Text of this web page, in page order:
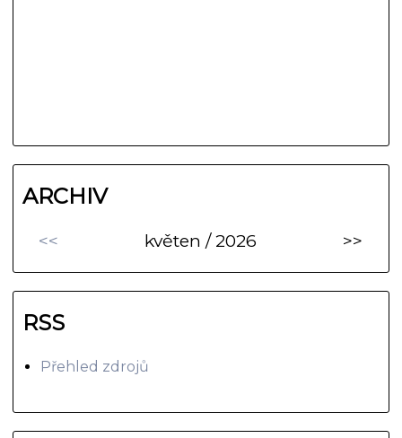
ARCHIV
<< květen / 2026 >>
RSS
Přehled zdrojů